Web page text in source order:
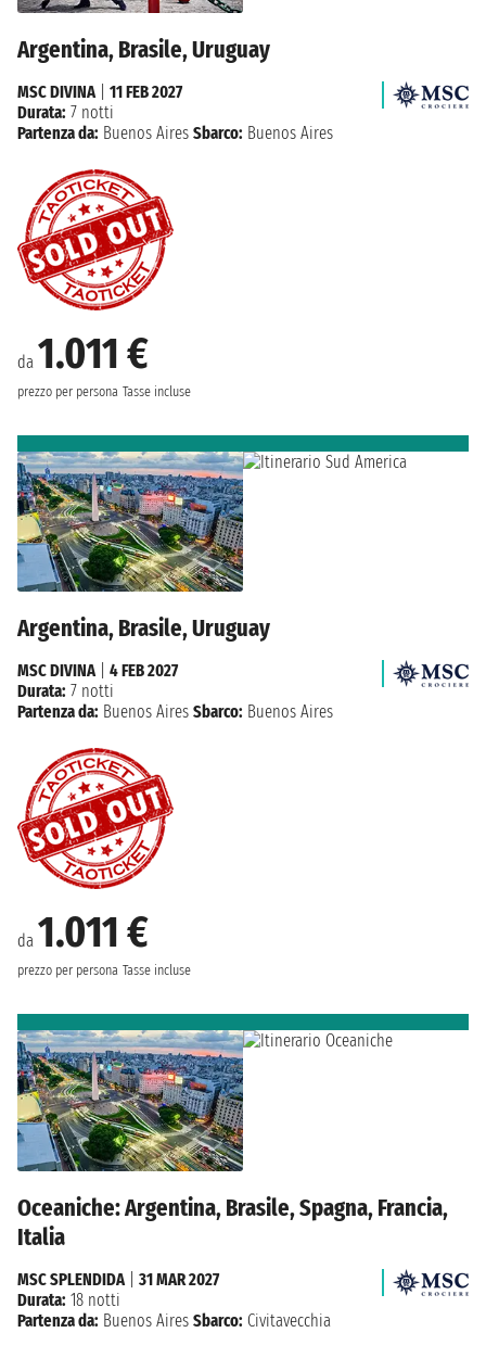
Argentina, Brasile, Uruguay
da 1.011 €
prezzo per persona Tasse incluse
MSC DIVINA
11 FEB 2027
Durata: 7 notti
Partenza da: Buenos Aires Sbarco: Buenos Aires
Argentina, Brasile, Uruguay
da 1.011 €
prezzo per persona Tasse incluse
MSC DIVINA| 4 FEB 2027
Durata: 7 notti
Partenza da: Buenos Aires Sbarco: Buenos Aires
Oceaniche: Argentina, Brasile, Spagna, Francia,
Italia
MSC SPLENDIDA
31 MAR 2027
Durata: 18 notti
Partenza da: Buenos Aires Sbarco: Civitavecchia